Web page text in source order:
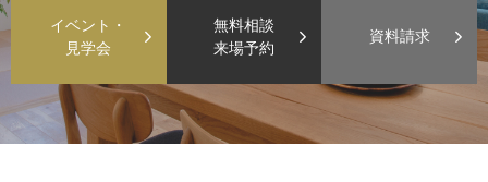
イベント・
見学会
無料相談
来場予約
資料請求